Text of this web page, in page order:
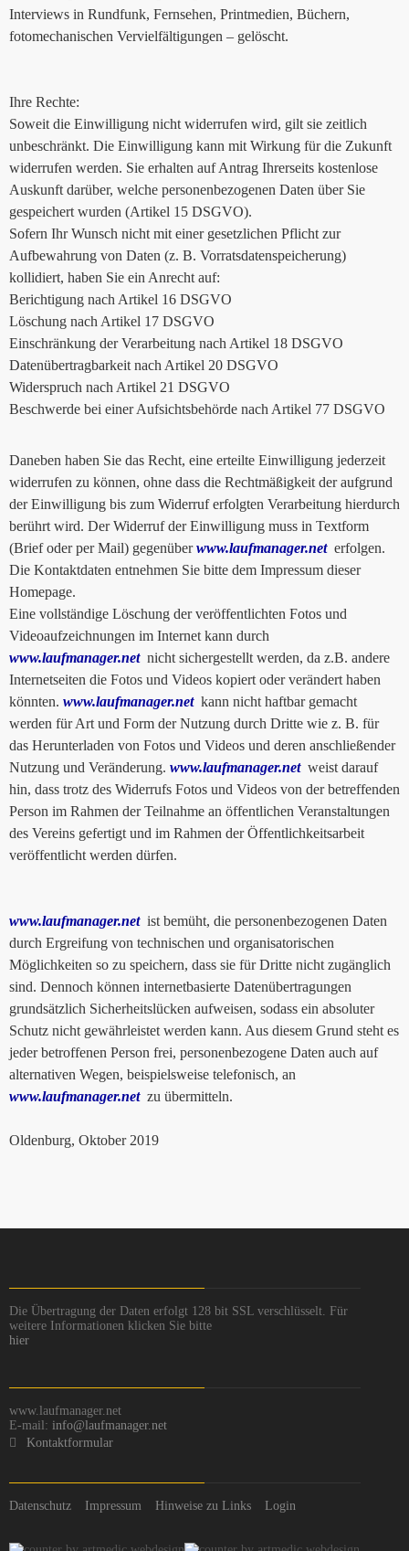
Interviews in Rundfunk, Fernsehen, Printmedien, Büchern,
fotomechanischen Vervielfältigungen – gelöscht.
Ihre Rechte:
Soweit die Einwilligung nicht widerrufen wird, gilt sie zeitlich
unbeschränkt. Die Einwilligung kann mit Wirkung für die Zukunft
widerrufen werden. Sie erhalten auf Antrag Ihrerseits kostenlose
Auskunft darüber, welche personenbezogenen Daten über Sie
gespeichert wurden (Artikel 15 DSGVO).
Sofern Ihr Wunsch nicht mit einer gesetzlichen Pflicht zur
Aufbewahrung von Daten (z. B. Vorratsdatenspeicherung)
kollidiert, haben Sie ein Anrecht auf:
Berichtigung nach Artikel 16 DSGVO
Löschung nach Artikel 17 DSGVO
Einschränkung der Verarbeitung nach Artikel 18 DSGVO
Datenübertragbarkeit nach Artikel 20 DSGVO
Widerspruch nach Artikel 21 DSGVO
Beschwerde bei einer Aufsichtsbehörde nach Artikel 77 DSGVO
Daneben haben Sie das Recht, eine erteilte Einwilligung jederzeit
widerrufen zu können, ohne dass die Rechtmäßigkeit der aufgrund
der Einwilligung bis zum Widerruf erfolgten Verarbeitung hierdurch
berührt wird. Der Widerruf der Einwilligung muss in Textform
(Brief oder per Mail) gegenüberwww.laufmanager.neterfolgen.
Die Kontaktdaten entnehmen Sie bitte dem Impressum dieser
Homepage.
Eine vollständige Löschung der veröffentlichten Fotos und
Videoaufzeichnungen im Internet kann durch
www.laufmanager.netnicht sichergestellt werden, da z.B. andere
Internetseiten die Fotos und Videos kopiert oder verändert haben
könnten. www.laufmanager.netkann nicht haftbar gemacht
werden für Art und Form der Nutzung durch Dritte wie z. B. für
das Herunterladen von Fotos und Videos und deren anschließender
Nutzung und Veränderung. www.laufmanager.netweist darauf
hin, dass trotz des Widerrufs Fotos und Videos von der betreffenden
Person im Rahmen der Teilnahme an öffentlichen Veranstaltungen
des Vereins gefertigt und im Rahmen der Öffentlichkeitsarbeit
veröffentlicht werden dürfen.
www.laufmanager.netist bemüht, die personenbezogenen Daten
durch Ergreifung von technischen und organisatorischen
Möglichkeiten so zu speichern, dass sie für Dritte nicht zugänglich
sind. Dennoch können internetbasierte Datenübertragungen
grundsätzlich Sicherheitslücken aufweisen, sodass ein absoluter
Schutz nicht gewährleistet werden kann. Aus diesem Grund steht es
jeder betroffenen Person frei, personenbezogene Daten auch auf
alternativen Wegen, beispielsweise telefonisch, an
www.laufmanager.netzu übermitteln.
Oldenburg, Oktober 2019
Die Übertragung der Daten erfolgt 128 bit SSL verschlüsselt. Für
weitere Informationen klicken Sie bitte
hier
www.laufmanager.net
E-mail: info@laufmanager.net
Kontaktformular
Datenschutz Impressum Hinweise zu Links Login